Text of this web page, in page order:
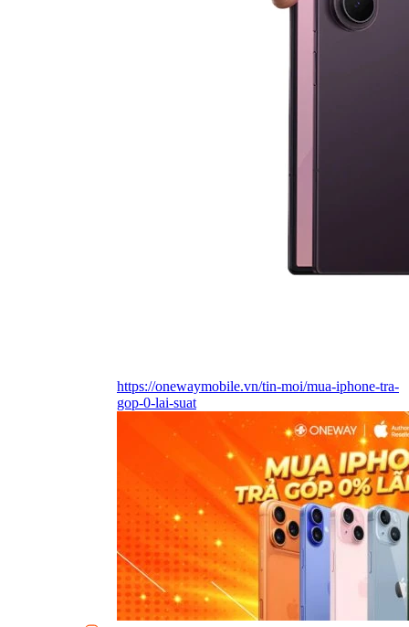
https://onewaymobile.vn/tin-moi/mua-iphone-tra-
gop-0-lai-suat